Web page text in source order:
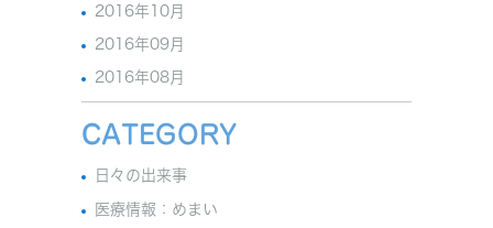
2016年10月
2016年09月
2016年08月
CATEGORY
日々の出来事
医療情報：めまい